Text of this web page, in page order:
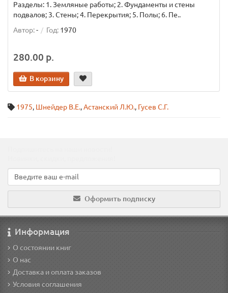
Разделы: 1. Земляные работы; 2. Фундаменты и стены
подвалов; 3. Стены; 4. Перекрытия; 5. Полы; 6. Пе..
Автор:- Год: 1970
280.00 р.
В корзину
1975, Шнейдер В.Е.,Астанский Л.Ю., Гусев С.Г.
Оформить подписку
Информация
О состоянии книг
О нас
Доставка и оплата заказов
Условия соглашения